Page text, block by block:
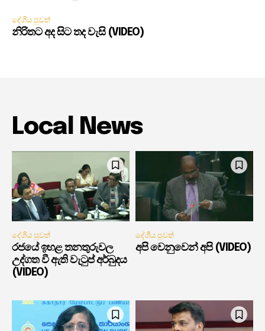
දේශීය පුවත්
නිරිතට අද සිට තද වැසි (VIDEO)
Local News
දේශීය පුවත්
රජයේ ඉහළ තනතුරුවල
උද්ගත වී ඇති වැටුප් අර්බුදය
(VIDEO)
දේශීය පුවත්
අපි වෙනුවෙන් අපි (VIDEO)